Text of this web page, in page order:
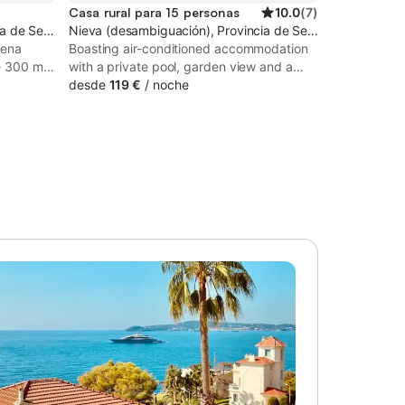
de Segovia
300 m²
hasta
de
Casa rural para 15 personas 10.0(7)
Nieva (desambiguación), Provincia de Segovia
Boasting air-conditioned accommodation
with a private pool, garden view and a
balcony, LA ANTIGUA TABERNA is
desde 119 € / noche